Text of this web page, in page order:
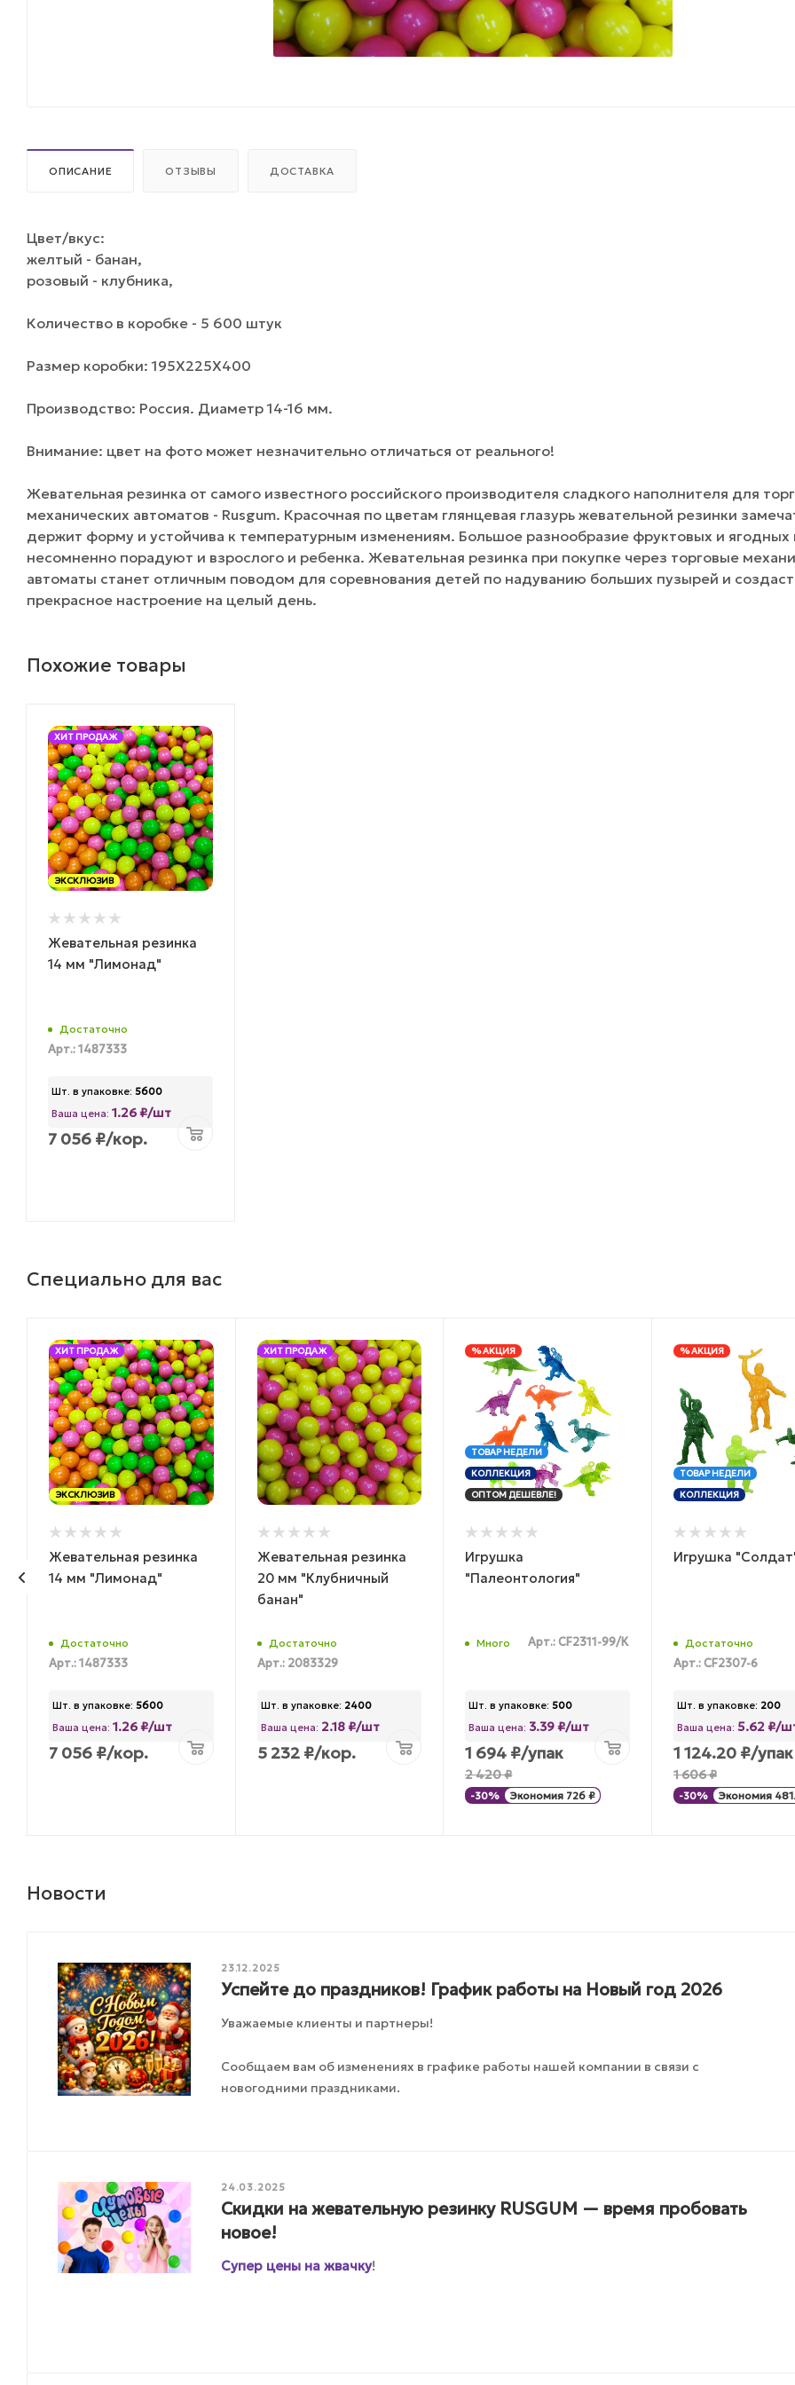
ОПИСАНИЕ ОТЗЫВЫ ДОСТАВКА
Цвет/вкус:
желтый - банан,
розовый - клубника,
Количество в коробке - 5 600 штук
Размер коробки: 195Х225Х400
Производство: Россия. Диаметр 14-16 мм.
Внимание: цвет на фото может незначительно отличаться от реального!
Жевательная резинка от самого известного российского производителя сладкого наполнителя для
механических автоматов - Rusgum. Красочная по цветам глянцевая глазурь жевательной резинки
держит форму и устойчива к температурным изменениям. Большое разнообразие фруктовых и ягодных
несомненно порадуют и взрослого и ребенка. Жевательная резинка при покупке через торговые
автоматы станет отличным поводом для соревнования детей по надуванию больших пузырей и создаст
прекрасное настроение на целый день.
Похожие товары
ХИТ ПРОДАЖ
ЭКСКЛЮЗИВ
Жевательная резинка
14 мм "Лимонад"
Достаточно
Арт.: 1487333
Шт. в упаковке: 5600
Ваша цена: 1.26 ₽/шт
7 056 ₽/кор.
Специально для вас
ХИТ ПРОДАЖ
ЭКСКЛЮЗИВ
Жевательная резинка
14 мм "Лимонад"
Достаточно
Арт.: 1487333
Шт. в упаковке: 5600
Ваша цена: 1.26 ₽/шт
7 056₽/кор.
ХИТ ПРОДАЖ
Жевательная резинка
20 мм "Клубничный
банан"
Достаточно
Арт.: 2083329
Шт. в упаковке: 2400
Ваша цена: 2.18 ₽/шт
5 232₽/кор.
% АКЦИЯ
ТОВАР НЕДЕЛИ
КОЛЛЕКЦИЯ
ОПТОМ ДЕШЕВЛЕ!
Игрушка
"Палеонтология"
Много Арт.: CF2311-99/К
Шт. в упаковке: 500
Ваша цена: 3.39 ₽/шт
1 694 ₽/упак
2 420₽
-30% Экономия 726 ₽
% АКЦИЯ
ТОВАР НЕДЕЛИ
КОЛЛЕКЦИЯ
Игрушка
Достаточно
Арт.: CF2307-6
Шт. в упаковке: 200
Ваша цена: 5.62 ₽/
1 124.20 ₽/упак
1 606₽
-30% Экономия
Новости
23.12.2025
Успейте до праздников! График работы на Новый год 2026
Уважаемые клиенты и партнеры!
Сообщаем вам об изменениях в графике работы нашей компании в связи с
новогодними праздниками.
24.03.2025
Скидки на жевательную резинку RUSGUM — время пробовать
новое!
Супер цены на жвачку!